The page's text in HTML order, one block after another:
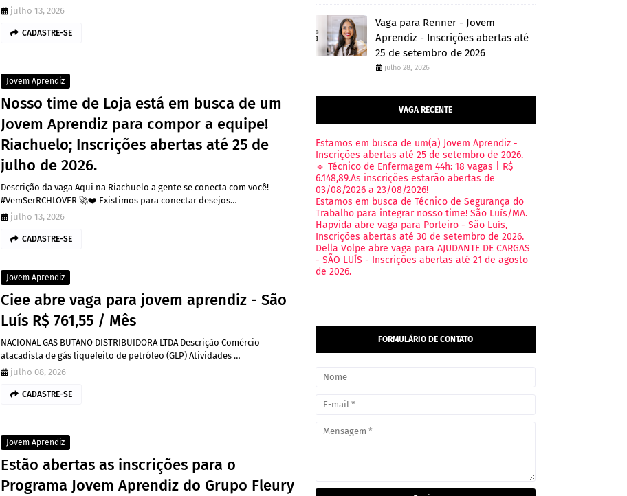
julho 13, 2026
CADASTRE-SE
Jovem Aprendiz
Nosso time de Loja está em busca de um
Jovem Aprendiz para compor a equipe!
Riachuelo; Inscrições abertas até 25 de
julho de 2026.
Descrição da vaga Aqui na Riachuelo a gente se conecta com você!
#VemSerRCHLOVER 🚀❤️ Existimos para conectar desejos…
julho 13, 2026
CADASTRE-SE
Jovem Aprendiz
Ciee abre vaga para jovem aprendiz - São
Luís R$ 761,55 / Mês
NACIONAL GAS BUTANO DISTRIBUIDORA LTDA Descrição Comércio
atacadista de gás liqüefeito de petróleo (GLP) Atividades …
julho 08, 2026
CADASTRE-SE
Jovem Aprendiz
Estão abertas as inscrições para o
Programa Jovem Aprendiz do Grupo Fleury
Vaga para Renner - Jovem
Aprendiz - Inscrições abertas até
25 de setembro de 2026
julho 28, 2026
VAGA RECENTE
Estamos em busca de um(a) Jovem Aprendiz -
Inscrições abertas até 25 de setembro de 2026.
🔹 Técnico de Enfermagem 44h: 18 vagas | R$
6.148,89.As inscrições estarão abertas de
03/08/2026 a 23/08/2026!
Estamos em busca de Técnico de Segurança do
Trabalho para integrar nosso time! São Luís/MA.
Hapvida abre vaga para Porteiro - São Luís,
Inscrições abertas até 30 de setembro de 2026.
Della Volpe abre vaga para AJUDANTE DE CARGAS
- SÃO LUÍS - Inscrições abertas até 21 de agosto
de 2026.
FORMULÁRIO DE CONTATO